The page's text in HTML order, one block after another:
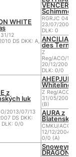
WHITE
12
DS DKK: A,
VENCER
RGRJC 04/
23/07/2004
DLK: 0
ANCILIA II
des
Z
Reg/ACO/
20/12/2005
DLK: 0/0
z
luk
2013/07/13
DS DKK:
DLK: 0/0
AHEPJUK
Whiteline
Z Reg/ACO/
31/05/2004
(B)
AURA z
CMKU/ACO/
12/12/2004
0/0 (A)
DRAGON